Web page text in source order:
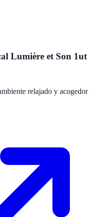
Lumière et Son 1ut
relajado y acogedor